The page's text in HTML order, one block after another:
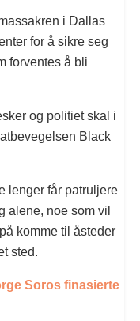
i Dallas
for å sikre seg
forventes å bli
og politiet skal i
Black
lenger får patruljere
alene, noe som vil
komme til åsteder
sted.
Soros finasierte